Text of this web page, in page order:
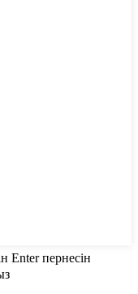
Enter пернесін